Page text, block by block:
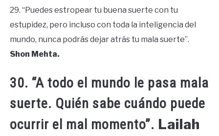
29. “Puedes estropear tu buena suerte con tu
estupidez, pero incluso con toda la inteligencia del
mundo, nunca podrás dejar atrás tu mala suerte”.
Shon Mehta.
30. “A todo el mundo le pasa mala
suerte. Quién sabe cuándo puede
ocurrir el mal momento”. Lailah